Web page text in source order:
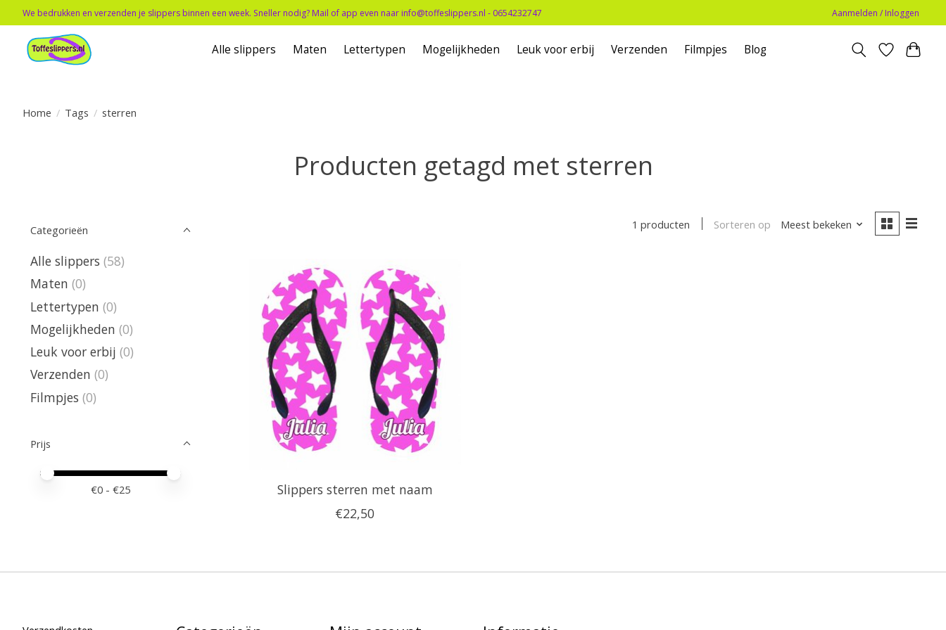
We bedrukken en verzenden je slippers binnen een week. Sneller nodig? Mail of app even naarinfo@toffeslippers.nl - 0654232747 Aanmelden / Inloggen
Alle slippers Maten Lettertypen Mogelijkheden Leuk voor erbij Verzenden Filmpjes Blog
Home / Tags / sterren
Producten getagd met sterren
Categorieën
Alle slippers (58)
Maten (0)
Lettertypen (0)
Mogelijkheden (0)
Leuk voor erbij (0)
Verzenden (0)
Filmpjes (0)
Prijs
Minimale prijswaarde
Price maximum value
€0 - €25
1 producten Sorteren op Meest bekeken
Slippers sterren met naam
€22,50